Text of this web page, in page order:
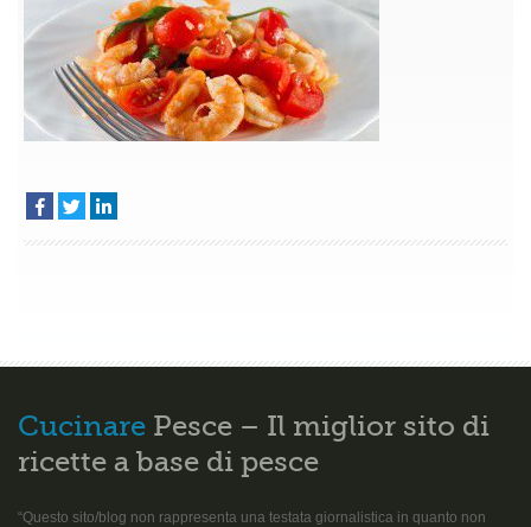
Cucinare Pesce – Il miglior sito di
ricette a base di pesce
“Questo sito/blog non rappresenta una testata giornalistica in quanto non